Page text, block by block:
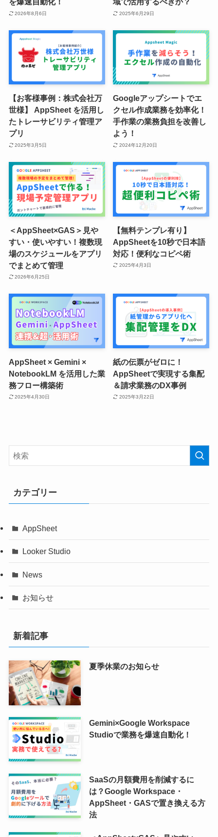
2026年8月6日 2025年6月29日
【お客様事例：株式会社万
世様】 AppSheet を活用し
たトレーサビリティ管理ア
プリ
2025年3月5日
Googleアップシートでエ
クセル作成業務を効率化！
手作業の業務負担を改善し
よう！
2024年12月20日
＜AppSheet×GAS＞見や
すい・使いやすい！複数現
場のスケジュールをアプリ
でまとめて管理
2026年6月25日
【無料テンプレ有り】
AppSheetを10秒で日本語
対応！便利なコピペ術
2025年4月3日
AppSheet × Gemini ×
NotebookLM を活用した業
務フロー構築術
2025年4月30日
紙の伝票がゼロに！
AppSheetで実現する集配
＆請求業務のDX事例
2025年3月22日
カテゴリー
AppSheet
Looker Studio
News
お知らせ
新着記事
夏季休業のお知らせ
Gemini×Google Workspace
Studioで業務を爆速自動化！
SaaSの月額費用を削減するに
は？Google Workspace・
AppSheet・GASで置き換える方
法